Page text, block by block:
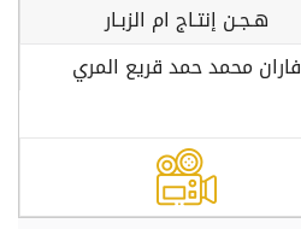
هـجـن إنتـاج ام الزبـار
فاران محمد حمد قريع المري